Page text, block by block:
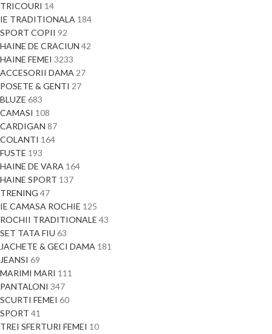
TRICOURI 14
IE TRADITIONALA 184
SPORT COPII 92
HAINE DE CRACIUN 42
HAINE FEMEI 3233
ACCESORII DAMA 27
POSETE & GENTI 27
BLUZE 683
CAMASI 108
CARDIGAN 87
COLANTI 164
FUSTE 193
HAINE DE VARA 164
HAINE SPORT 137
TRENING 47
IE CAMASA ROCHIE 125
ROCHII TRADITIONALE 43
SET TATA FIU 63
JACHETE & GECI DAMA 181
JEANSI 69
MARIMI MARI 111
PANTALONI 347
SCURTI FEMEI 60
SPORT 41
TREI SFERTURI FEMEI 10